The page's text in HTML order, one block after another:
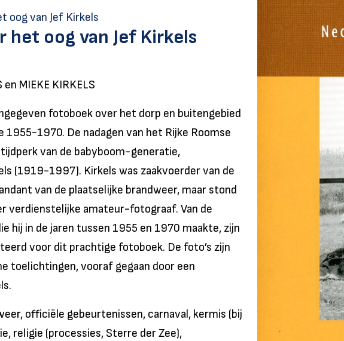
oog van Jef Kirkels
oog van Jef Kirkels
MIEKE KIRKELS
fotoboek over het dorp en buitengebied
1970. De nadagen van het Rijke Roomse
van de babyboom-generatie,
(1919-1997). Kirkels was zaakvoerder van de
van de plaatselijke brandweer, maar stond
verdienstelijke amateur-fotograaf. Van de
hij in de jaren tussen 1955 en 1970 maakte, zijn
voor dit prachtige fotoboek. De foto’s zijn
toelichtingen, vooraf gegaan door een
officiële gebeurtenissen, carnaval, kermis (bij
religie (processies, Sterre der Zee),